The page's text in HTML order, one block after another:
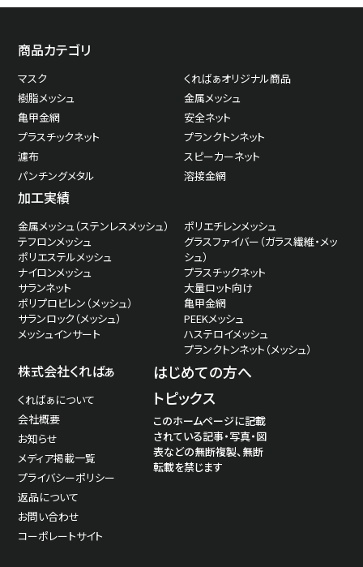
商品カテゴリ
マスク
くればぁオリジナル商品
樹脂メッシュ
金属メッシュ
亀甲金網
安全ネット
プラスチックネット
プランクトンネット
濾布
スピーカーネット
パンチングメタル
溶接金網
加工実績
金属メッシュ（ステンレスメッシュ）
テフロンメッシュ
ポリエステルメッシュ
ナイロンメッシュ
サランネット
ポリプロピレン（メッシュ）
サランロック（メッシュ）
メッシュインサート
ポリエチレンメッシュ
グラスファイバー（ガラス繊維・メッ
シュ）
プラスチックネット
大量ロット向け
亀甲金網
PEEKメッシュ
ハステロイメッシュ
プランクトンネット（メッシュ）
株式会社くればぁ
くればぁについて
会社概要
お知らせ
メディア掲載一覧
プライバシーポリシー
返品について
お問い合わせ
コーポレートサイト
はじめての方へ
トピックス
このホームページに記載
されている記事・写真・図
表などの無断複製、無断
転載を禁じます